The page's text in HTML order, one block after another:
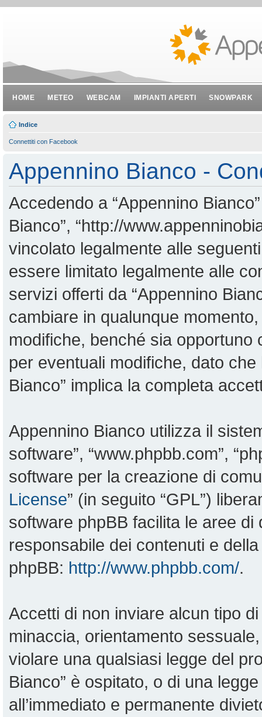
HOME METEO WEBCAM IMPIANTI APERTI SNOWPARK
Indice
Connettiti con Facebook
Appennino Bianco -
Accedendo a “Appennino
Bianco”, “http://
vincolato legalmente alle
essere limitato legalmente alle
servizi offerti da “Appennino
cambiare in qualunque
modifiche, benché sia
per eventuali modifiche, dato che
Bianco” implica la completa
Appennino Bianco utilizza il
software”, “www.phpbb.com”,
software per la creazione di
License” (in seguito “GPL”)
software phpBB facilita le aree
responsabile dei contenuti e
phpBB: http://www.phpbb.com/.
Accetti di non inviare alcun tipo
minaccia, orientamento
violare una qualsiasi legge del
Bianco” è ospitato, o di una
all’immediato e permanente